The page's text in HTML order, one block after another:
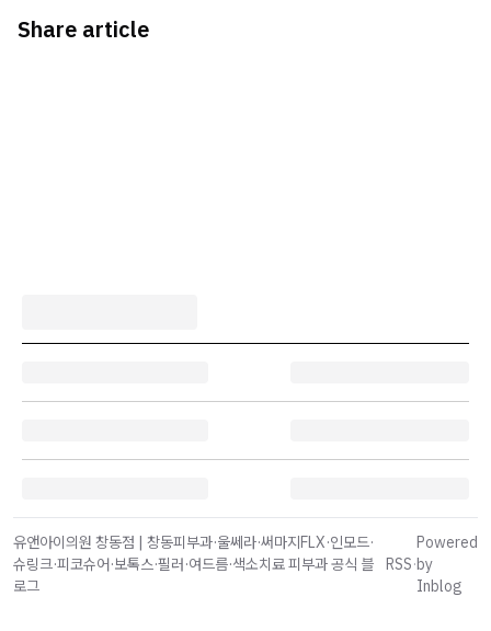
Share article
유앤아이의원 창동점 | 창동피부과·울쎄라·써마지FLX·인모드·
슈링크·피코슈어·보톡스·필러·여드름·색소치료 피부과 공식 블
로그
RSS·
Powered
by
Inblog